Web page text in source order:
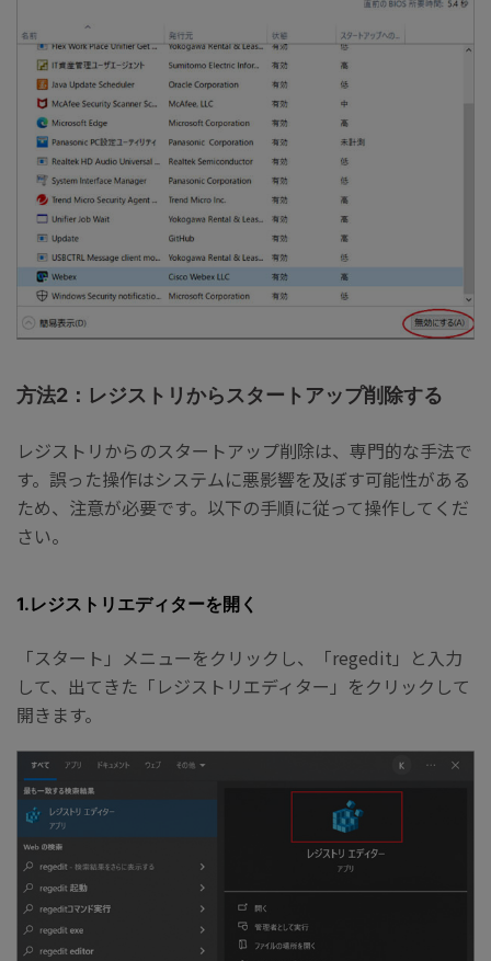
方法2：レジストリからスタートアップ削除する
レジストリからのスタートアップ削除は、専門的な手法で
す。誤った操作はシステムに悪影響を及ぼす可能性がある
ため、注意が必要です。以下の手順に従って操作してくだ
さい。
1.レジストリエディターを開く
「スタート」メニューをクリックし、「regedit」と入力
して、出てきた「レジストリエディター」をクリックして
開きます。